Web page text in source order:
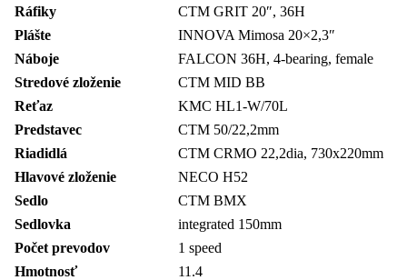
Ráfiky
CTM GRIT 20″, 36H
Plášte
INNOVA Mimosa 20×2,3″
Náboje
FALCON 36H, 4-bearing, female
Stredové zloženie
CTM MID BB
Reťaz
KMC HL1-W/70L
Predstavec
CTM 50/22,2mm
Riadidlá
CTM CRMO 22,2dia, 730x220mm
Hlavové zloženie
NECO H52
Sedlo
CTM BMX
Sedlovka
integrated 150mm
Počet prevodov
1 speed
Hmotnosť
11.4